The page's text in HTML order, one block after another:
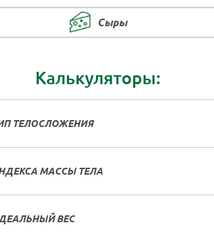
Сыры
Калькуляторы:
ТЕЛОСЛОЖЕНИЯ
МАССЫ ТЕЛА
ВЕС